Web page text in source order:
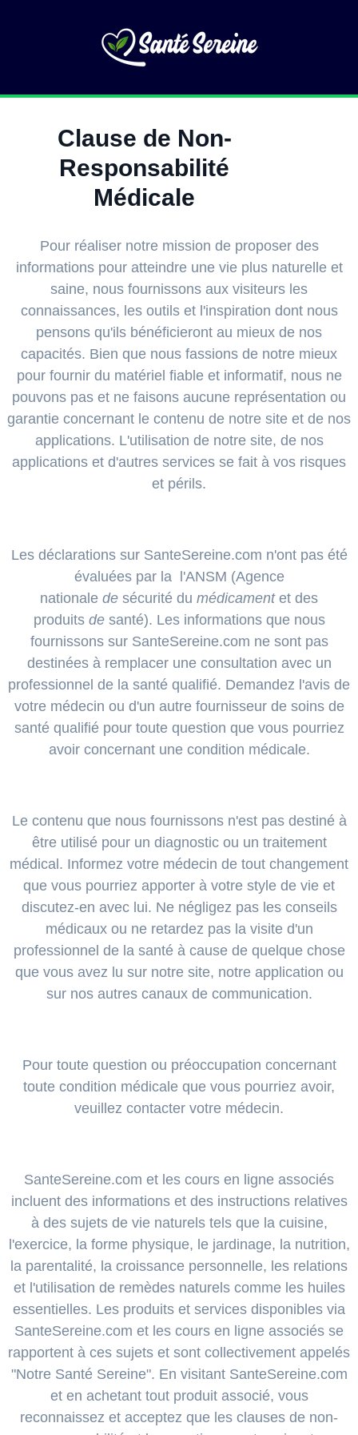
Clause de Non-
Responsabilité
Médicale
Pour réaliser notre mission de proposer des
informations pour atteindre une vie plus naturelle et
saine, nous fournissons aux visiteurs les
connaissances, les outils et l'inspiration dont nous
pensons qu'ils bénéficieront au mieux de nos
capacités. Bien que nous fassions de notre mieux
pour fournir du matériel fiable et informatif, nous ne
pouvons pas et ne faisons aucune représentation ou
garantie concernant le contenu de notre site et de nos
applications. L'utilisation de notre site, de nos
applications et d'autres services se fait à vos risques
et périls.
Les déclarations sur SanteSereine.com n'ont pas été
évaluées par la
l'ANSM (Agence
nationale de sécurité du médicamentet des
produits desanté). Les informations que nous
fournissons sur SanteSereine.com ne sont pas
destinées à remplacer une consultation avec un
professionnel de la santé qualifié. Demandez l'avis de
votre médecin ou d'un autre fournisseur de soins de
santé qualifié pour toute question que vous pourriez
avoir concernant une condition médicale.
Le contenu que nous fournissons n'est pas destiné à
être utilisé pour un diagnostic ou un traitement
médical. Informez votre médecin de tout changement
que vous pourriez apporter à votre style de vie et
discutez-en avec lui. Ne négligez pas les conseils
médicaux ou ne retardez pas la visite d'un
professionnel de la santé à cause de quelque chose
que vous avez lu sur notre site, notre application ou
sur nos autres canaux de communication.
Pour toute question ou préoccupation concernant
toute condition médicale que vous pourriez avoir,
veuillez contacter votre médecin.
SanteSereine.com et les cours en ligne associés
incluent des informations et des instructions relatives
à des sujets de vie naturels tels que la cuisine,
l'exercice, la forme physique, le jardinage, la nutrition,
la parentalité, la croissance personnelle, les relations
et l'utilisation de remèdes naturels comme les huiles
essentielles. Les produits et services disponibles via
SanteSereine.com et les cours en ligne associés se
rapportent à ces sujets et sont collectivement appelés
"Notre Santé Sereine". En visitant SanteSereine.com
et en achetant tout produit associé, vous
reconnaissez et acceptez que les clauses de non-